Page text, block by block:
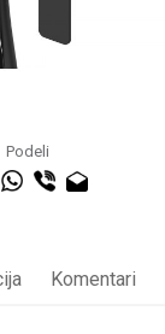
Podeli
Komentari